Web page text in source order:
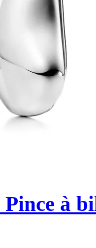
Pince à